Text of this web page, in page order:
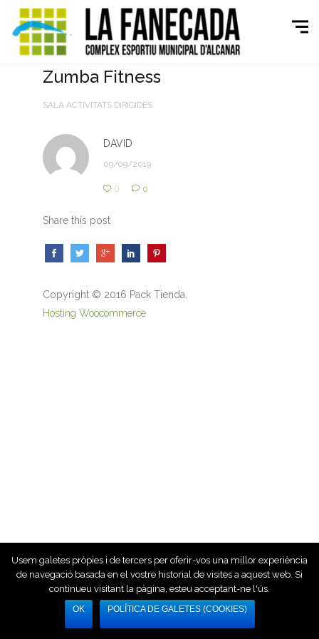
Zumba Fitness
SALA ACTIVITATS DIRIGIDES
DAVID
09/09/2019
0 0
Share this post
Copyright © 2016 Pack Tienda.
Hosting Woocommerce
Usem galetes pròpies i de tercers per oferir-vos una millor experiència
de navegació basada en el vostre historial de visites a aquest web. Si
continueu visitant la pàgina, esteu acceptant-ne l'ús.
OK POLÍTICA DE GALETES (COOKIES)